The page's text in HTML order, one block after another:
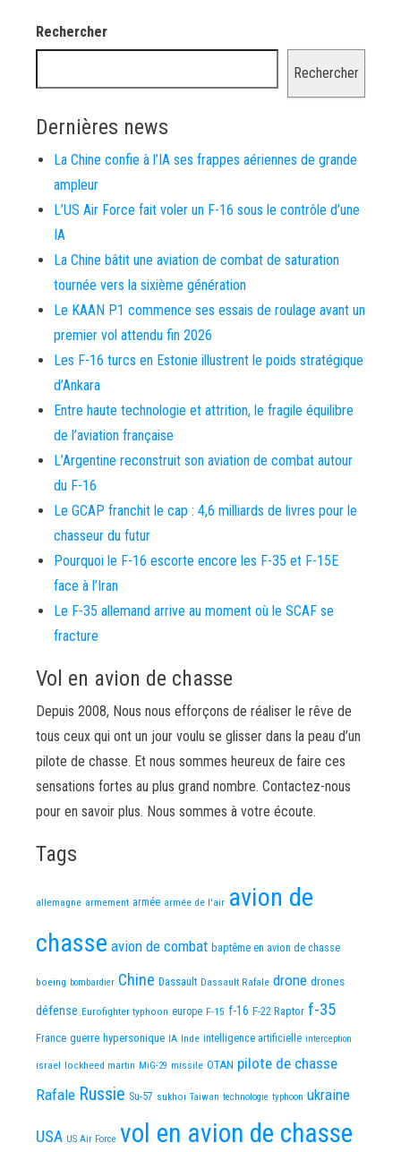
Rechercher
Rechercher
Dernières news
La Chine confie à l’IA ses frappes aériennes de grande
ampleur
L’US Air Force fait voler un F-16 sous le contrôle d’une
IA
La Chine bâtit une aviation de combat de saturation
tournée vers la sixième génération
Le KAAN P1 commence ses essais de roulage avant un
premier vol attendu fin 2026
Les F-16 turcs en Estonie illustrent le poids stratégique
d’Ankara
Entre haute technologie et attrition, le fragile équilibre
de l’aviation française
L’Argentine reconstruit son aviation de combat autour
du F-16
Le GCAP franchit le cap : 4,6 milliards de livres pour le
chasseur du futur
Pourquoi le F-16 escorte encore les F-35 et F-15E
face à l’Iran
Le F-35 allemand arrive au moment où le SCAF se
fracture
Vol en avion de chasse
Depuis 2008, Nous nous efforçons de réaliser le rêve de
tous ceux qui ont un jour voulu se glisser dans la peau d’un
pilote de chasse. Et nous sommes heureux de faire ces
sensations fortes au plus grand nombre. Contactez-nous
pour en savoir plus. Nous sommes à votre écoute.
Tags
allemagne armement armée armée de l'air avion de
chasse avion de combat baptême en avion de chasse
boeing bombardier Chine Dassault Dassault Rafale drone drones
défense Eurofighter typhoon europe F-15 f-16 F-22 Raptor f-35
France guerre hypersonique IA Inde intelligence artificielle interception
israel lockheed martin MiG-29 missile OTAN pilote de chasse
Rafale Russie Su-57 sukhoi Taiwan technologie typhoon ukraine
USA US Air Force vol en avion de chasse